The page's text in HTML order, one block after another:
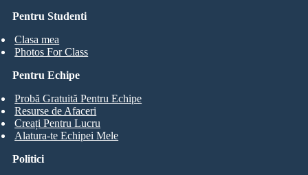
Pentru Studenti
Clasa mea
Photos For Class
Pentru Echipe
Probă Gratuită Pentru Echipe
Resurse de Afaceri
Creați Pentru Lucru
Alatura-te Echipei Mele
Politici